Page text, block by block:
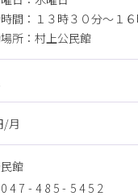
間：１３時３０分～１
所：村上公民館
/月
館
047-485-5452